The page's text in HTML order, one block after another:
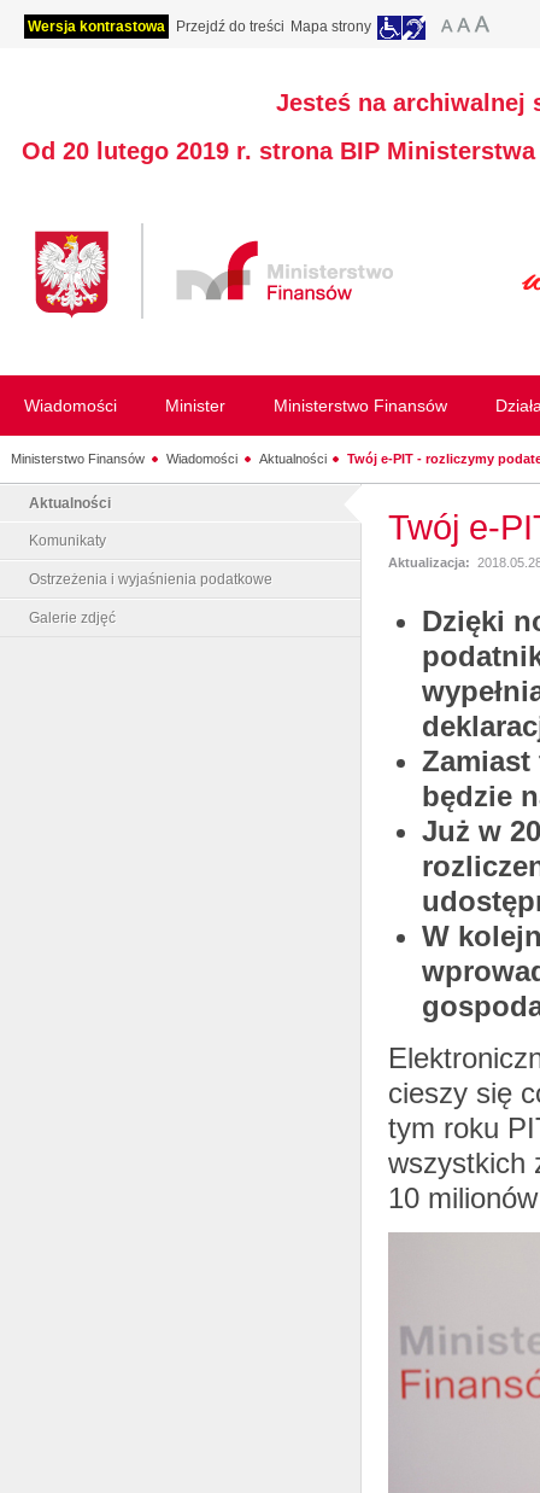
Wersja kontrastowa Przejdź do treści Mapa strony
Jesteś na archiwalnej
Od 20 lutego 2019 r. strona BIP
Wiadomości Minister Ministerstwo Finansów
Ministerstwo Finansów Wiadomości Aktualności Twój e-PIT - rozliczymy
Aktualności
Komunikaty
Ostrzeżenia i wyjaśnienia podatkowe
Galerie zdjęć
Twój e-
Aktualizacja:
Dzięki
będzie
Już w
W
cieszy się
tym roku
wszystkich
10